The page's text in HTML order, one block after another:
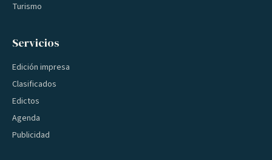
Turismo
Servicios
Edición impresa
Clasificados
Edictos
Agenda
Publicidad